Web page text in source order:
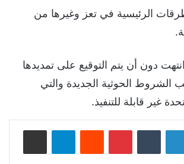
الرئيسية في تعز وغيرها من
دون أن يتم التوقيع على تمديدها
الشروط الحوثية الجديدة والتي
غير قابلة للتنفيذ.
لينكدإن بينتيريست